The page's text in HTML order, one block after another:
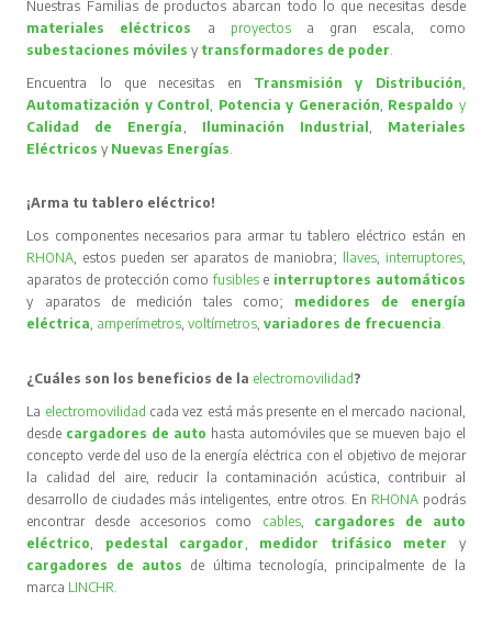
Nuestras Familias de productos abarcan todo lo que necesitas desde
materiales eléctricos
a proyectos
a gran escala, como
subestaciones móvilesy transformadores de poder
Encuentra lo que necesitas en Transmisión y Distribución
Automatización y Control
Potencia y Generación Respaldo y
Calidad de Energía
Iluminación Industrial
Materiales
Eléctricos y Nuevas Energías
¡Arma tu tablero eléctrico!
Los componentes necesarios para armar tu tablero eléctrico están en
RHONA , estos pueden ser aparatos de maniobra; llaves, interruptores,
aparatos de protección comofusibles e interruptores automáticos
y aparatos de medición tales como; medidores de energía
eléctrica amperímetros ,voltímetros ,variadores de frecuencia
¿Cuáles son los beneficios de la electromovilidad?
La electromovilidad cada vez está más presente en el mercado nacional,
desde cargadores de auto hasta automóviles que se mueven bajo el
concepto verde del uso de la energía eléctrica con el objetivo de mejorar
la calidad del aire, reducir la contaminación acústica, contribuir al
desarrollo de ciudades más inteligentes, entre otros. En RHONA podrás
encontrar desde accesorios como cables, cargadores de auto
eléctrico
pedestal cargador medidor trifásico meter
y
cargadores de autos de última tecnología, principalmente de la
marca LINCHR